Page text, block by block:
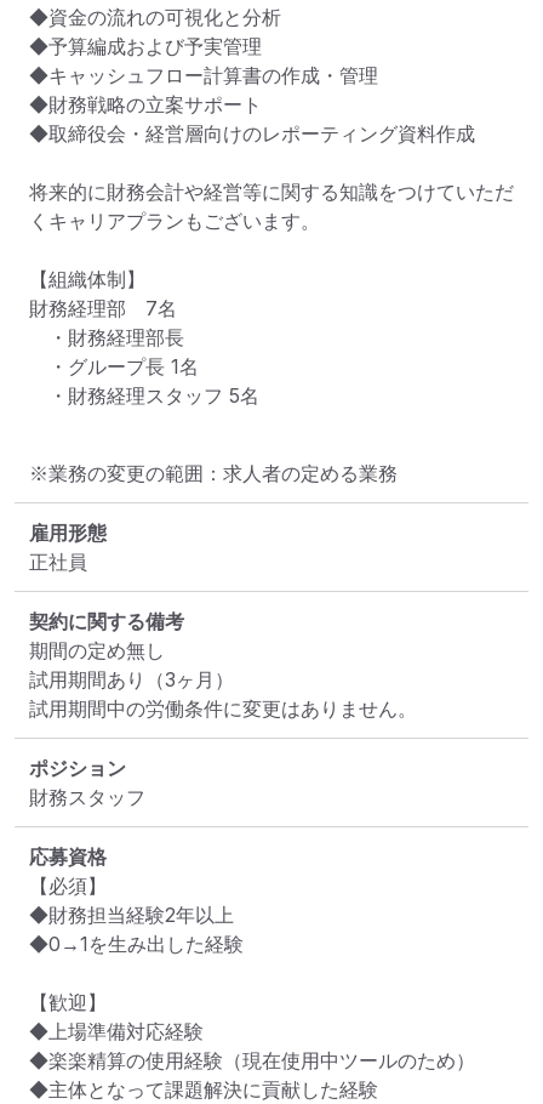
◆資金の流れの可視化と分析
◆予算編成および予実管理
◆キャッシュフロー計算書の作成・管理
◆財務戦略の立案サポート
◆取締役会・経営層向けのレポーティング資料作成
将来的に財務会計や経営等に関する知識をつけていただ
くキャリアプランもございます。
【組織体制】
財務経理部　7名
・財務経理部長
・グループ長 1名
・財務経理スタッフ 5名
※業務の変更の範囲：求人者の定める業務
雇用形態
正社員
契約に関する備考
期間の定め無し
試用期間あり（3ヶ月）
試用期間中の労働条件に変更はありません。
ポジション
財務スタッフ
応募資格
【必須】
◆財務担当経験2年以上
◆0→1を生み出した経験
【歓迎】
◆上場準備対応経験
◆楽楽精算の使用経験（現在使用中ツールのため）
◆主体となって課題解決に貢献した経験